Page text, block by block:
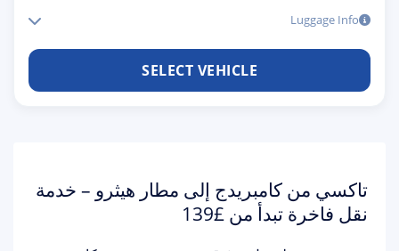
Luggage Info
SELECT VEHICLE
تاكسي من كامبريدج إلى مطار هيثرو – خدمة
نقل فاخرة تبدأ من £139